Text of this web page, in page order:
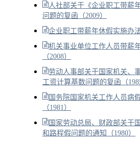
人社部关于《企业职工带薪
问题的复函（2009）
企业职工带薪年休假实施办法
机关事业单位工作人员带薪
（2008）
劳动人事部关于国家机关、
工资计算基数问题的复函（
国务院国家机关工作人员病
（1981）
国家劳动总局、财政部关于
和路程假问题的通知（1980）